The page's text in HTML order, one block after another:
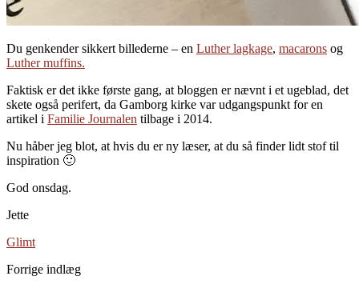
Du genkender sikkert billederne – en Luther lagkage, macarons og
Luther muffins.
Faktisk er det ikke første gang, at bloggen er nævnt i et ugeblad, det
skete også perifert, da Gamborg kirke var udgangspunkt for en
artikel i Familie Journalen tilbage i 2014.
Nu håber jeg blot, at hvis du er ny læser, at du så finder lidt stof til
inspiration 🙂
God onsdag.
Jette
Glimt
Forrige indlæg